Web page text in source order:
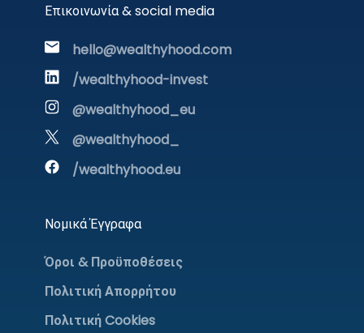
Επικοινωνία & social media
hello@wealthyhood.com
/wealthyhood-invest
@wealthyhood_eu
@wealthyhood_
/wealthyhood.eu
Νομικά Έγγραφα
Όροι & Προϋποθέσεις
Πολιτική Απορρήτου
Πολιτική Cookies